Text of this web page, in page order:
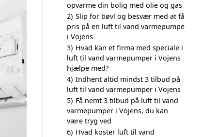
opvarme din bolig med olie og gas
2) Slip for bøvl og besvær med at få
pris på en luft til vand varmepumpe
i Vojens
3) Hvad kan et firma med speciale i
luft til vand varmepumper i Vojens
hjælpe med?
4) Indhent altid mindst 3 tilbud på
luft til vand varmepumper i Vojens
5) Få nemt 3 tilbud på luft til vand
varmepumper i Vojens, du kan
være tryg ved
6) Hvad koster luft til vand